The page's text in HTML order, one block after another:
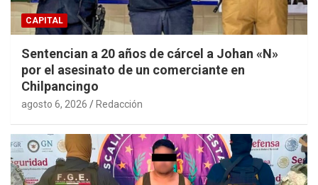
CAPITAL
Sentencian a 20 años de cárcel a Johan «N»
por el asesinato de un comerciante en
Chilpancingo
agosto 6, 2026 Redacción